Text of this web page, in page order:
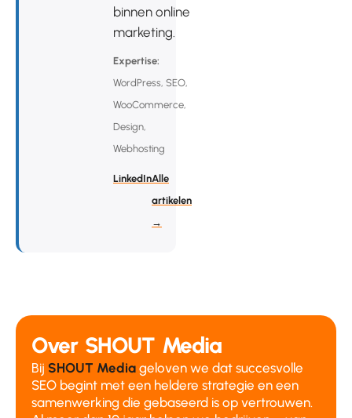
binnen online
marketing.
Expertise:
WordPress, SEO,
WooCommerce,
Design,
Webhosting
LinkedInAlle
artikelen
→
Over SHOUT Media
Bij SHOUT Media geloven we dat succesvolle
SEO begint met een heldere strategie en een
samenwerking die gebaseerd is op vertrouwen.